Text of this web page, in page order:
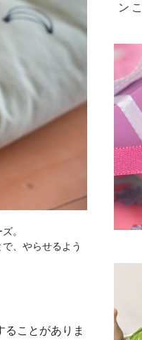
。
、やらせるよう
ことがありま
ン